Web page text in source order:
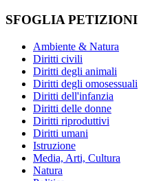
SFOGLIA PETIZIONI
Ambiente & Natura
Diritti civili
Diritti degli animali
Diritti degli omosessuali
Diritti dell'infanzia
Diritti delle donne
Diritti riproduttivi
Diritti umani
Istruzione
Media, Arti, Cultura
Natura